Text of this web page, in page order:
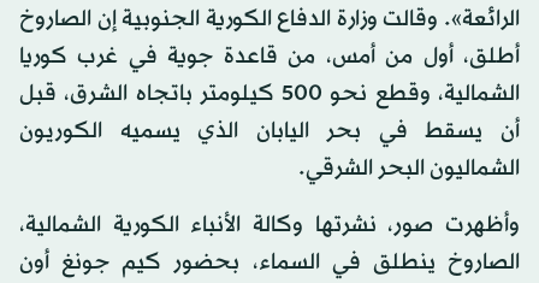
الرائعة». وقالت وزارة الدفاع الكورية الجنوبية إن الصاروخ
أطلق، أول من أمس، من قاعدة جوية في غرب كوريا
الشمالية، وقطع نحو 500 كيلومتر باتجاه الشرق، قبل
أن يسقط في بحر اليابان الذي يسميه الكوريون
الشماليون البحر الشرقي.
وأظهرت صور، نشرتها وكالة الأنباء الكورية الشمالية،
الصاروخ ينطلق في السماء، بحضور كيم جونغ أون